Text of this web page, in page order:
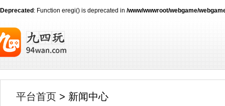
Deprecated : Function eregi() is deprecated in /www/wwwroot/webgame/
平台首页 > 新闻中心